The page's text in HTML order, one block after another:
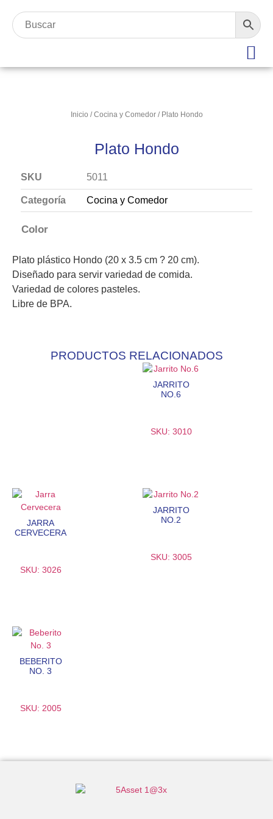
Inicio /Cocina y Comedor/ Plato Hondo
Plato Hondo
SKU 5011
Categoría Cocina y Comedor
Color
Plato plástico Hondo (20 x 3.5 cm ? 20 cm).
Diseñado para servir variedad de comida.
Variedad de colores pasteles.
Libre de BPA.
PRODUCTOS RELACIONADOS
JARRITO
NO.6
SKU: 3010
JARRA
CERVECERA
SKU: 3026
JARRITO
NO.2
SKU: 3005
BEBERITO
NO. 3
SKU: 2005